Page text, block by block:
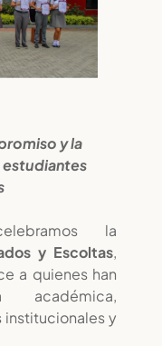
y la
la
y Escoltas,
a quienes han
académica,
institucionales y